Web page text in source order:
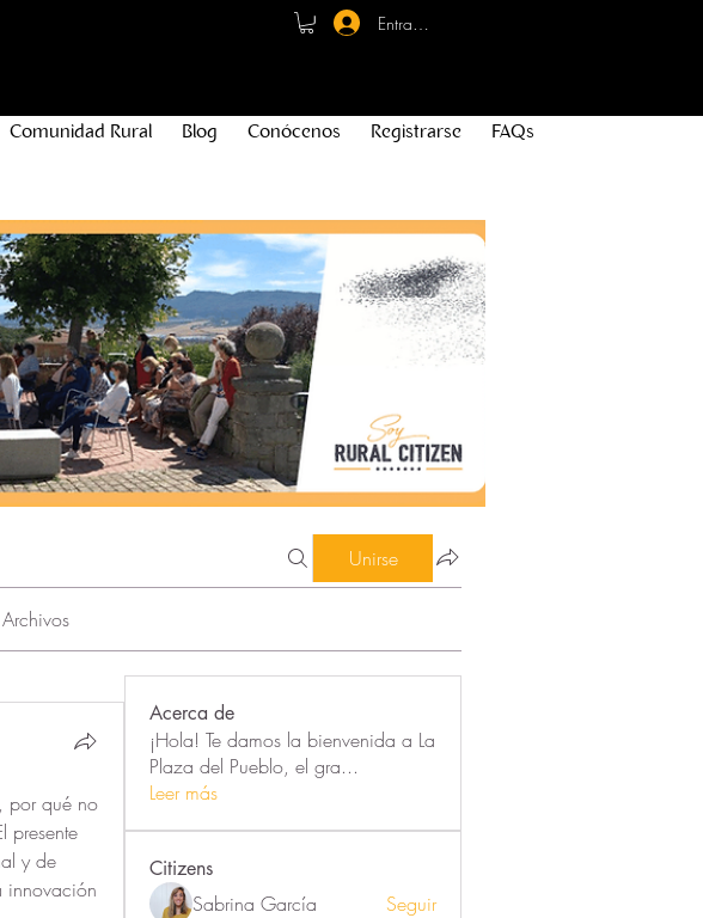
Entrar - Registro
Comunidad Rural Blog Conócenos Registrarse FAQs
Unirse
Archivos
por qué no
presente
y de
innovación
Acerca de
¡Hola! Te damos la bienvenida a La
Plaza del Pueblo, el gra...
Leer más
Citizens
Sabrina García
Seguir